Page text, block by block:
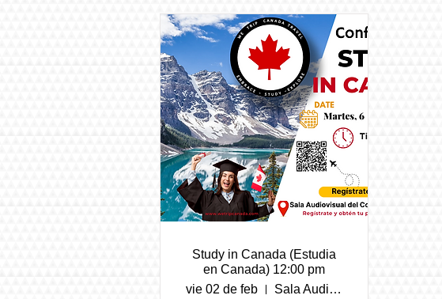
Study in Canada (Estudia
en Canada) 12:00 pm
vie 02 de feb
Sala Audiovisual de Cobach Navojoa